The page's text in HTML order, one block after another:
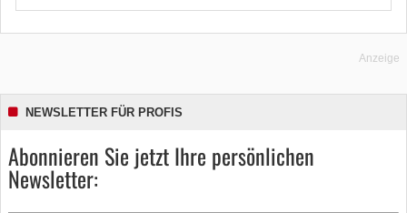
Anzeige
NEWSLETTER FÜR PROFIS
Abonnieren Sie jetzt Ihre persönlichen
Newsletter: